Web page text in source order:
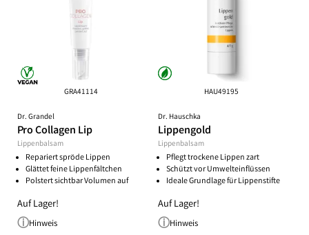
GRA41114
Dr. Grandel
Pro Collagen Lip
Lippenbalsam
Repariert spröde Lippen
Glättet feine Lippenfältchen
Polstert sichtbar Volumen auf
Auf Lager!
Hinweis
HAU49195
Dr. Hauschka
Lippengold
Lippenbalsam
Pflegt trockene Lippen zart
Schützt vor Umwelteinflüssen
Ideale Grundlage für Lippenstifte
Auf Lager!
Hinweis